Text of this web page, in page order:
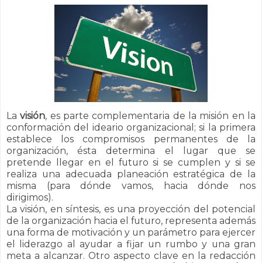
La visión, es parte complementaria de la misión en la
conformación del ideario organizacional; si la primera
establece los compromisos permanentes de la
organización, ésta determina el lugar que se
pretende llegar en el futuro si se cumplen y si se
realiza una adecuada planeación estratégica de la
misma (para dónde vamos, hacia dónde nos
dirigimos).
La visión, en síntesis, es una proyección del potencial
de la organización hacia el futuro, representa además
una forma de motivación y un parámetro para ejercer
el liderazgo al ayudar a fijar un rumbo y una gran
meta a alcanzar. Otro aspecto clave en la redacción